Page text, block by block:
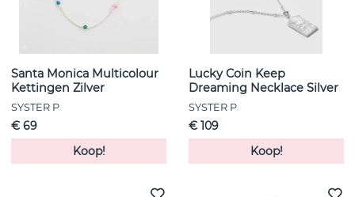
Santa Monica Multicolour
Kettingen Zilver
SYSTER P
€ 69
Koop!
Lucky Coin Keep
Dreaming Necklace Silver
SYSTER P
€ 109
Koop!